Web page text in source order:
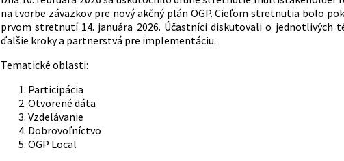
na tvorbe záväzkov pre nový akčný plán OGP. Cieľom stretnutia bolo
prvom stretnutí 14. januára 2026. Účastníci diskutovali o jednotlivých
ďalšie kroky a partnerstvá pre implementáciu.
Tematické oblasti:
Participácia
Otvorené dáta
Vzdelávanie
Dobrovoľníctvo
OGP Local